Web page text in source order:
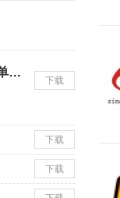
威武猫发单助手
下载
下载
下载